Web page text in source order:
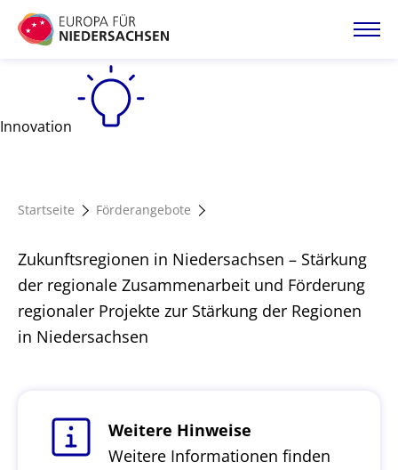
Direkt
zum
Startseite
Förderangebote
Magazin
Innovation
Startseite Förderangebote
Zukunftsregionen in Niedersachsen – Stärkung
der regionale Zusammenarbeit und Förderung
regionaler Projekte zur Stärkung der Regionen
in Niedersachsen
Weitere Hinweise
Weitere Informationen finden